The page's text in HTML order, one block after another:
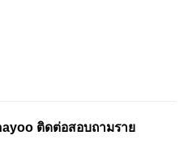
ติดต่อสอบถามราย